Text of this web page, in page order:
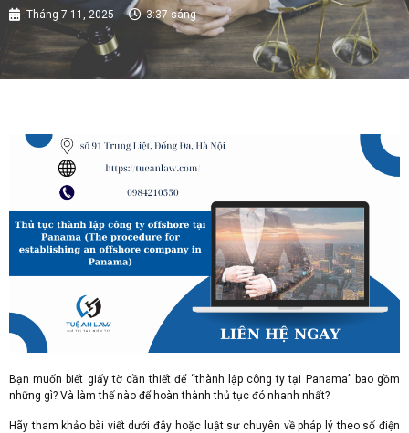
Tháng 7 11, 2025 3:37 sáng
Bạn muốn biết giấy tờ cần thiết để “thành lập công ty tại Panama” bao gồm
những gì? Và làm thế nào để hoàn thành thủ tục đó nhanh nhất?
Hãy tham khảo bài viết dưới đây hoặc luật sư chuyên về pháp lý theo số điện